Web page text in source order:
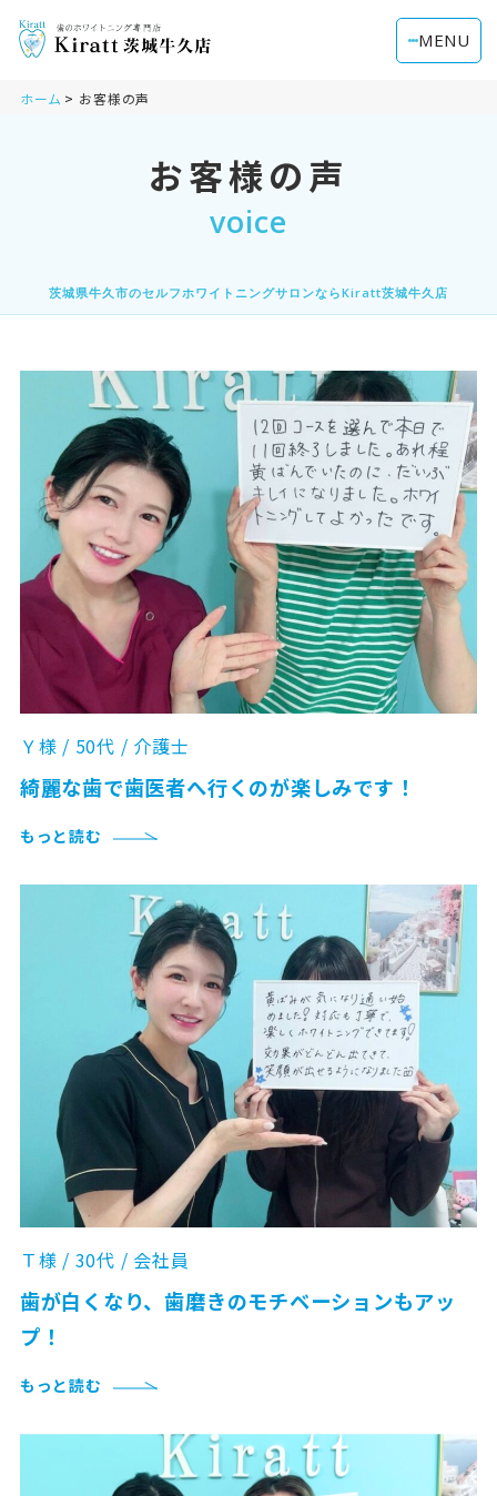
MENU
ホーム お客様の声
お客様の声
voice
茨城県牛久市のセルフホワイトニングサロンならKiratt茨城牛久店
Ｙ様 / 50代 / 介護士
綺麗な歯で歯医者へ行くのが楽しみです！
もっと読む
Ｔ様 / 30代 / 会社員
歯が白くなり、歯磨きのモチベーションもアッ
プ！
もっと読む